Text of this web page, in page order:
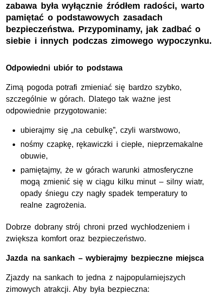
zabawa była wyłącznie źródłem radości, warto
pamiętać o podstawowych zasadach
bezpieczeństwa. Przypominamy, jak zadbać o
siebie i innych podczas zimowego wypoczynku.
Odpowiedni ubiór to podstawa
Zimą pogoda potrafi zmieniać się bardzo szybko,
szczególnie w górach. Dlatego tak ważne jest
odpowiednie przygotowanie:
ubierajmy się „na cebulkę”, czyli warstwowo,
nośmy czapkę, rękawiczki i ciepłe, nieprzemakalne
obuwie,
pamiętajmy, że w górach warunki atmosferyczne
mogą zmienić się w ciągu kilku minut – silny wiatr,
opady śniegu czy nagły spadek temperatury to
realne zagrożenia.
Dobrze dobrany strój chroni przed wychłodzeniem i
zwiększa komfort oraz bezpieczeństwo.
Jazda na sankach – wybierajmy bezpieczne miejsca
Zjazdy na sankach to jedna z najpopularniejszych
zimowych atrakcji. Aby była bezpieczna: